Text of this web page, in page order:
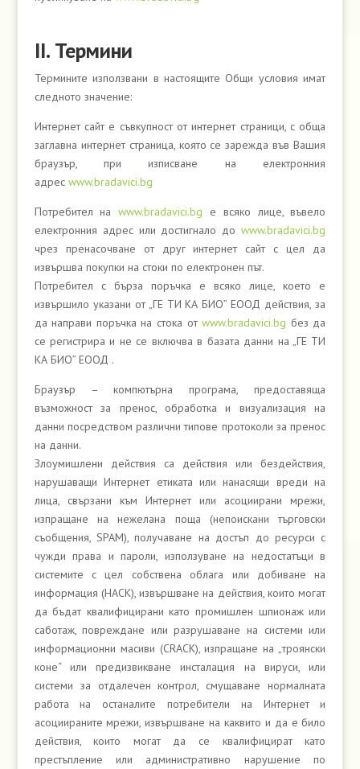
ІІ. Термини
Термините използвани в настоящите Общи условия имат
следното значение:
Интернет сайт е съвкупност от интернет страници, с обща
заглавна интернет страница, която се зарежда във Вашия
браузър, при изписване на електронния
адрес www.bradavici.bg
Потребител наwww.bradavici.bg е всяко лице, въвело
електронния адрес или достигнало доwww.bradavici.bg
чрез пренасочване от друг интернет сайт с цел да
извършва покупки на стоки по електронен път.
Потребител с бърза поръчка е всяко лице, което е
извършило указани от „ГЕ ТИ КА БИО” ЕООД действия, за
да направи поръчка на стока отwww.bradavici.bg без да
се регистрира и не се включва в базата данни на „ГЕ ТИ
КА БИО” ЕООД .
Браузър – компютърна програма, предоставяща
възможност за пренос, обработка и визуализация на
данни посредством различни типове протоколи за пренос
на данни.
Злоумишлени действия са действия или бездействия,
нарушаващи Интернет етиката или нанасящи вреди на
лица, свързани към Интернет или асоциирани мрежи,
изпращане на нежелана поща (непоискани търговски
съобщения, SPAM), получаване на достъп до ресурси с
чужди права и пароли, използуване на недостатъци в
системите с цел собствена облага или добиване на
информация (HACK), извършване на действия, които могат
да бъдат квалифицирани като промишлен шпионаж или
саботаж, повреждане или разрушаване на системи или
информационни масиви (CRACK), изпращане на „троянски
коне“ или предизвикване инсталация на вируси, или
системи за отдалечен контрол, смущаване нормалната
работа на останалите потребители на Интернет и
асоциираните мрежи, извършване на каквито и да е било
действия, които могат да се квалифицират като
престъпление или административно нарушение по